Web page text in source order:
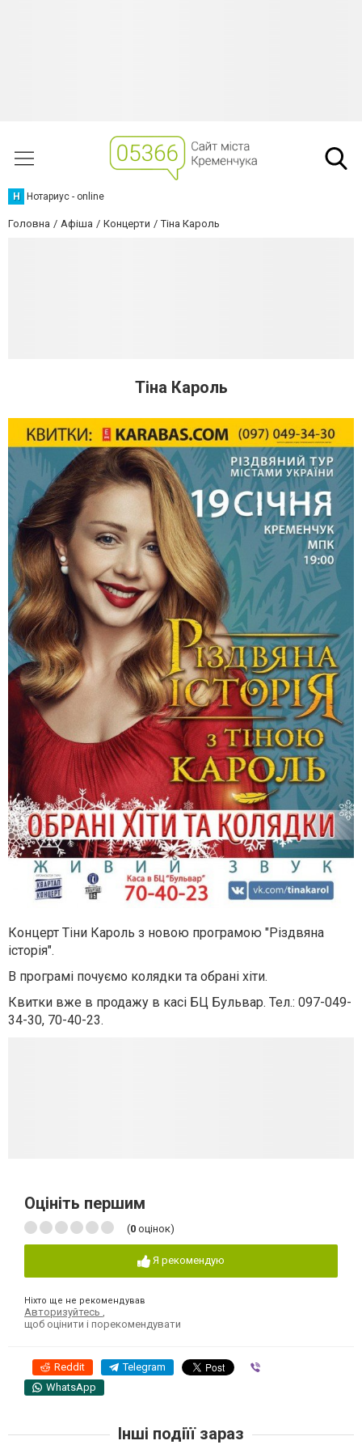
Н Нотариус - online
Головна Афіша Концерти Тіна Кароль
Тіна Кароль
Концерт Тіни Кароль з новою програмою "Різдвяна
історія".
В програмі почуємо колядки та обрані хіти.
Квитки вже в продажу в касі БЦ Бульвар. Тел.: 097-049-
34-30, 70-40-23.
Оцініть першим
(0 оцінок)
Я рекомендую
Ніхто ще не рекомендував
Авторизуйтесь
щоб оцінити і порекомендувати
Reddit Telegram
WhatsApp
Інші подіїї зараз